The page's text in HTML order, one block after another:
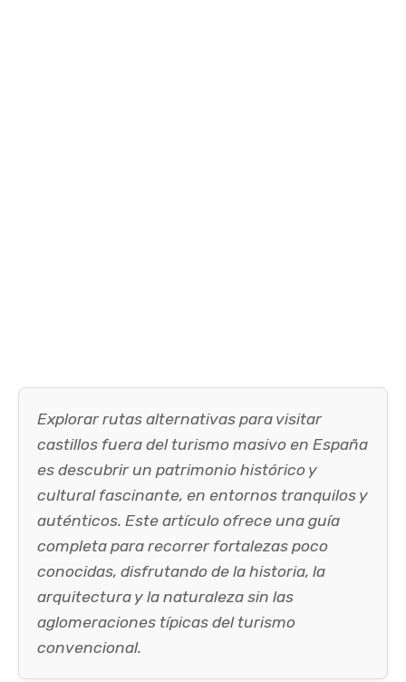
Explorar rutas alternativas para visitar
castillos fuera del turismo masivo en España
es descubrir un patrimonio histórico y
cultural fascinante, en entornos tranquilos y
auténticos. Este artículo ofrece una guía
completa para recorrer fortalezas poco
conocidas, disfrutando de la historia, la
arquitectura y la naturaleza sin las
aglomeraciones típicas del turismo
convencional.